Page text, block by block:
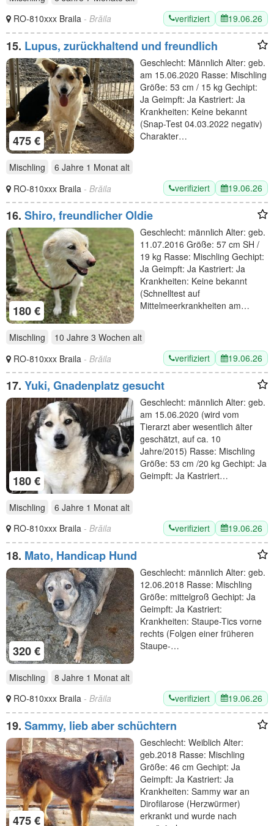
RO-810xxx Braila - Brăila verifiziert 19.06.26
15. Lupus, zurückhaltend und freundlich
475 €
Geschlecht: Männlich Alter: geb.
am 15.06.2020 Rasse: Mischling
Größe: 53 cm / 15 kg Gechipt:
Ja Geimpft: Ja Kastriert: Ja
Krankheiten: Keine bekannt
(Snap-Test 04.03.2022 negativ)
Charakter…
Mischling 6 Jahre 1 Monat alt
RO-810xxx Braila - Brăila verifiziert 19.06.26
16. Shiro, freundlicher Oldie
180 €
Geschlecht: männlich Alter: geb.
11.07.2016 Größe: 57 cm SH /
19 kg Rasse: Mischling Gechipt:
Ja Geimpft: Ja Kastriert: Ja
Krankheiten: Keine bekannt
(Schnelltest auf
Mittelmeerkrankheiten am…
Mischling 10 Jahre 3 Wochen alt
RO-810xxx Braila - Brăila verifiziert 19.06.26
17. Yuki, Gnadenplatz gesucht
180 €
Geschlecht: männlich Alter: geb.
am 15.06.2020 (wird vom
Tierarzt aber wesentlich älter
geschätzt, auf ca. 10
Jahre/2015) Rasse: Mischling
Größe: 53 cm /20 kg Gechipt: Ja
Geimpft: Ja Kastriert…
Mischling 6 Jahre 1 Monat alt
RO-810xxx Braila - Brăila verifiziert 19.06.26
18. Mato, Handicap Hund
320 €
Geschlecht: männlich Alter: geb.
12.06.2018 Rasse: Mischling
Größe: mittelgroß Gechipt: Ja
Geimpft: Ja Kastriert:
Krankheiten: Staupe-Tics vorne
rechts (Folgen einer früheren
Staupe-…
Mischling 8 Jahre 1 Monat alt
RO-810xxx Braila - Brăila verifiziert 19.06.26
19. Sammy, lieb aber schüchtern
475 €
Geschlecht: Weiblich Alter:
geb.2018 Rasse: Mischling
Größe: 46 cm Gechipt: Ja
Geimpft: Ja Kastriert: Ja
Krankheiten: Sammy war an
Dirofilarose (Herzwürmer)
erkrankt und wurde nach